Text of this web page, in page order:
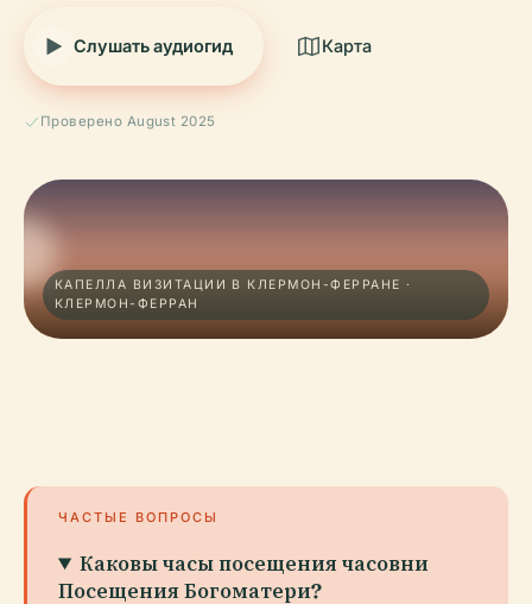
Слушать аудиогид Карта
Проверено August 2025
КАПЕЛЛА ВИЗИТАЦИИ В КЛЕРМОН-ФЕРРАНЕ ·
КЛЕРМОН-ФЕРРАН
ЧАСТЫЕ ВОПРОСЫ
Каковы часы посещения часовни
Посещения Богоматери?